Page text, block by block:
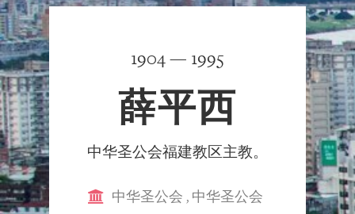
1904 — 1995
薛平西
中华圣公会福建教区主教。
中华圣公会 , 中华圣公会